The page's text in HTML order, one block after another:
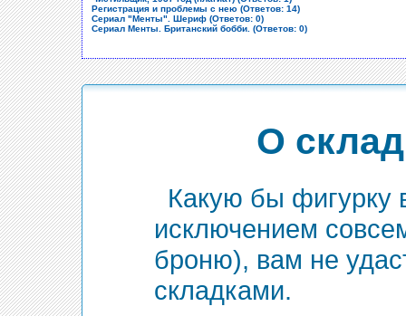
Регистрация и проблемы с нею (Ответов: 14)
Сериал "Менты". Шериф (Ответов: 0)
Сериал Менты. Британский бобби. (Ответов: 0)
О
Какую бы фигурку
исключением
броню), вам не
складками.